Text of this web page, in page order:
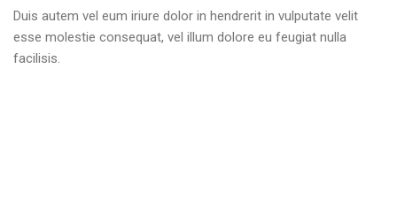
Duis autem vel eum iriure dolor in hendrerit in vulputate velit
esse molestie consequat, vel illum dolore eu feugiat nulla
facilisis.